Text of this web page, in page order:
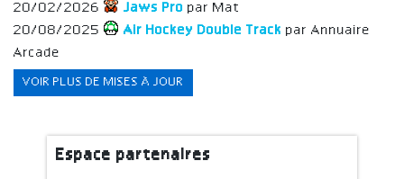
20/02/2026
Jaws Pro par Mat
20/08/2025
Air Hockey Double Track par Annuaire
Arcade
VOIR PLUS DE MISES À JOUR
Espace partenaires